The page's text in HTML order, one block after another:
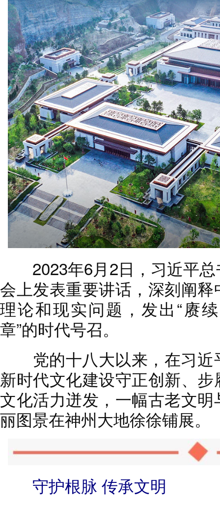
2023年6月2日，习近平总
会上发表重要讲话，深刻阐
理论和现实问题，发出“赓
章”的时代号召。
党的十八大以来，在习近
新时代文化建设守正创新、
文化活力迸发，一幅古老文
丽图景在神州大地徐徐铺展。
守护根脉 传承文明